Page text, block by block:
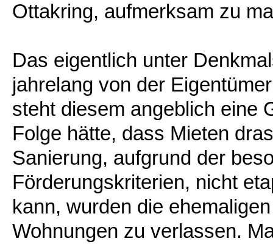
Ottakring, aufmerksam zu
Das eigentlich unter
jahrelang von der
steht diesem angeblich eine
Folge hätte, dass Mieten
Sanierung, aufgrund der
Förderungskriterien, nicht
kann, wurden die
Wohnungen zu verlassen.